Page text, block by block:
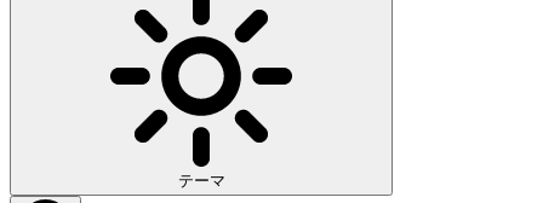
テーマ